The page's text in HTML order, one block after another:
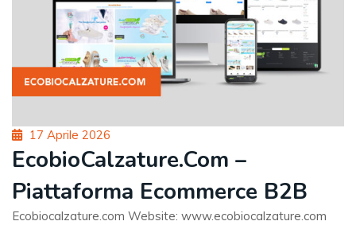
Posted
17 Aprile 2026
EcobioCalzature.com –
Piattaforma Ecommerce B2B
Ecobiocalzature.com Website: www.ecobiocalzature.com